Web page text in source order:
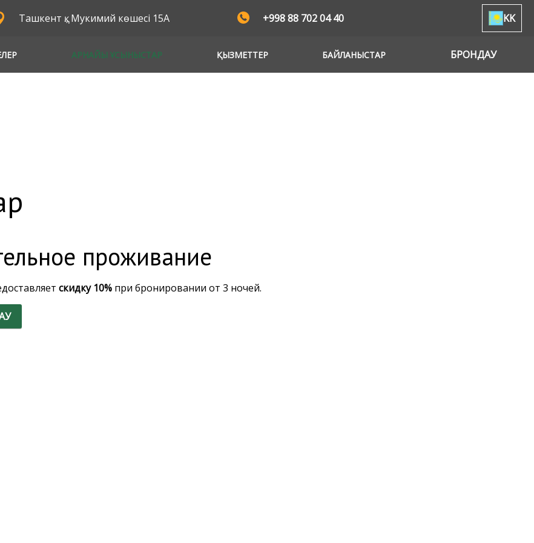
Ташкент қ., Мукимий көшесі 15А +998 88 702 04 40 KK
АРНАЙЫ ҰСЫНЫСТАР ҚЫЗМЕТТЕР БАЙЛАНЫСТАР БРОНДАУ
проживание
скидку 10% при бронировании от 3 ночей.